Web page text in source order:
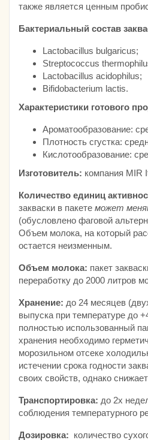
также является ценным
Бактериальный состав
Lactobacillus bulgaricus;
Streptococcus
Lactobacillus acidophilus;
Bifidobacterium lactis.
Характеристики готового
Ароматообразование:
Плотность сгустка:
Кислотообразование:
Изготовитель: компания MIR
Количество единиц
закваски в пакете может
(обусловлено фаговой
Объем молока, на который
остается неизменным.
Объем молока: пакет
переработку до 2000 литров
Хранение: до 24 месяцев
выпуска при температуре до
полностью использованный
хранения необходимо
морозильном отсеке
истечении срока годности
своих свойств, однако
Транспортировка: до 2х
соблюдения температурного
Дозировка: количество